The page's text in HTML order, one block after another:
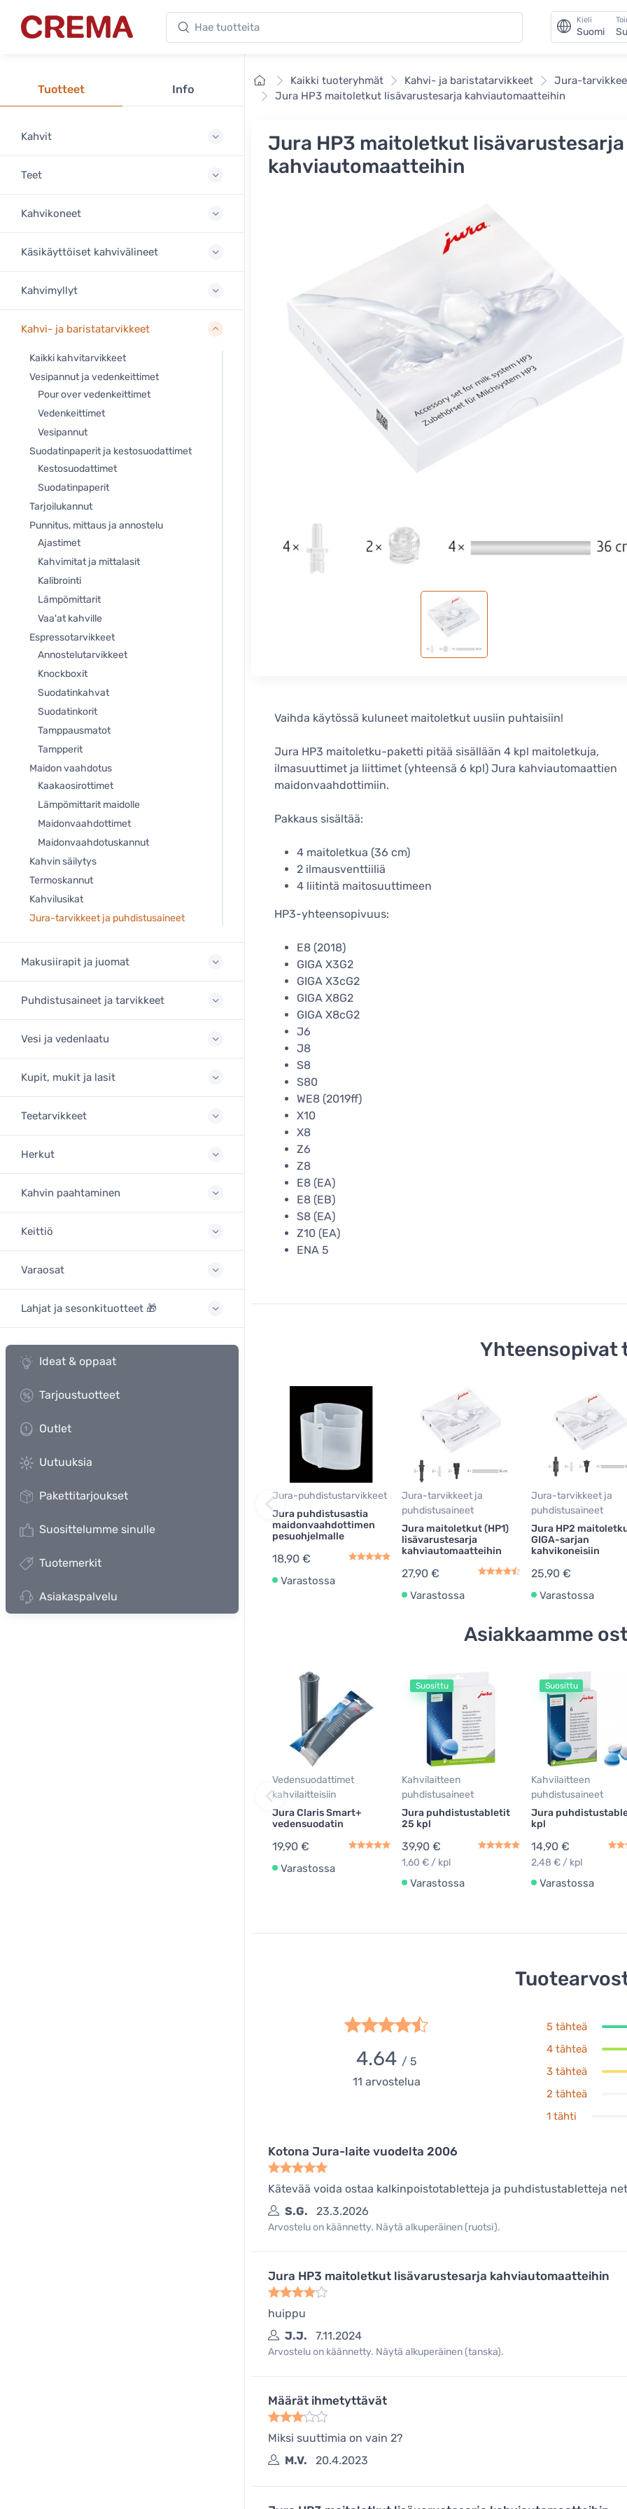
Crema Hae tuotteita Kieli
Suomi
Tuotteet Info
Kahvit
Teet
Kahvikoneet
Käsikäyttöiset kahvivälineet
Kahvimyllyt
Kahvi- ja baristatarvikkeet
Kaikki kahvitarvikkeet
Vesipannut ja vedenkeittimet
Pour over vedenkeittimet
Vedenkeittimet
Vesipannut
Suodatinpaperit ja kestosuodattimet
Kestosuodattimet
Suodatinpaperit
Tarjoilukannut
Punnitus, mittaus ja annostelu
Ajastimet
Kahvimitat ja mittalasit
Kalibrointi
Lämpömittarit
Vaa'at kahville
Espressotarvikkeet
Annostelutarvikkeet
Knockboxit
Suodatinkahvat
Suodatinkorit
Tamppausmatot
Tampperit
Maidon vaahdotus
Kaakaosirottimet
Lämpömittarit maidolle
Maidonvaahdottimet
Maidonvaahdotuskannut
Kahvin säilytys
Termoskannut
Kahvilusikat
Jura-tarvikkeet ja puhdistusaineet
Makusiirapit ja juomat
Puhdistusaineet ja tarvikkeet
Vesi ja vedenlaatu
Kupit, mukit ja lasit
Teetarvikkeet
Herkut
Kahvin paahtaminen
Keittiö
Varaosat
Lahjat ja sesonkituotteet 🎁
Ideat & oppaat
Tarjoustuotteet
Outlet
Uutuuksia
Pakettitarjoukset
Suosittelumme sinulle
Tuotemerkit
Asiakaspalvelu
EtusivuKaikki tuoteryhmät Kahvi- ja baristatarvikkeet
Jura-
Jura HP3 maitoletkut lisävarustesarja kahviautomaatteihin
Jura HP3 maitoletkut lisävarustesarja
kahviautomaatteihin
Vaihda käytössä kuluneet maitoletkut uusiin puhtaisiin!
Jura HP3 maitoletku-paketti pitää sisällään 4 kpl maitoletkuja,
ilmasuuttimet ja liittimet (yhteensä 6 kpl) Jura kahviautomaattien
maidonvaahdottimiin.
Pakkaus sisältää:
4 maitoletkua (36 cm)
2 ilmausventtiiliä
4 liitintä maitosuuttimeen
HP3-yhteensopivuus:
E8 (2018)
GIGA X3G2
GIGA X3cG2
GIGA X8G2
GIGA X8cG2
J6
J8
S8
S80
WE8 (2019ff)
X10
X8
Z6
Z8
E8 (EA)
E8 (EB)
S8 (EA)
Z10 (EA)
ENA 5
Yhteensopivat
Jura-puhdistustarvikkeet
Jura puhdistusastia
maidonvaahdottimen
pesuohjelmalle
18,90 €
Varastossa
Jura-tarvikkeet ja
puhdistusaineet
Jura maitoletkut (HP1)
lisävarustesarja
kahviautomaatteihin
27,90 €
Varastossa
Jura-tarvikkeet ja
puhdistusaineet
Jura HP2
GIGA-sarjan
kahvikoneisiin
25,90 €
Varastossa
Asiakkaamme
Vedensuodattimet
kahvilaitteisiin
Jura Claris Smart+
vedensuodatin
19,90 €
Varastossa
Suosittu
Kahvilaitteen
puhdistusaineet
Jura puhdistustabletit
25 kpl
39,90 €
1,60 € / kpl
Varastossa
Suosittu
Kahvilaitteen
puhdistusaineet
Jura
kpl
14,90 €
2,48 € / kpl
Varastossa
4.64 / 5
11 arvostelua
5 tähteä
4 tähteä
3 tähteä
2 tähteä
1 tähti
Kotona Jura-laite vuodelta 2006
Kätevää voida ostaa kalkinpoistotabletteja ja puhdistustabletteja
S.G.
23.3.2026
Arvostelu on käännetty. Näytä alkuperäinen (ruotsi).
Jura HP3 maitoletkut lisävarustesarja kahviautomaatteihin
huippu
J.J.
7.11.2024
Arvostelu on käännetty. Näytä alkuperäinen (tanska).
Määrät ihmetyttävät
Miksi suuttimia on vain 2?
M.V.
20.4.2023